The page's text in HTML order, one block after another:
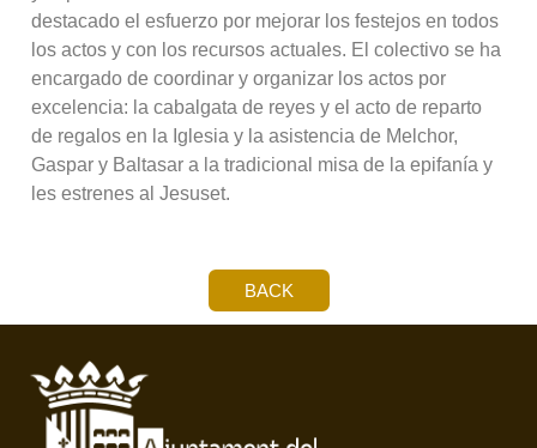
destacado el esfuerzo por mejorar los festejos en todos
los actos y con los recursos actuales. El colectivo se ha
encargado de coordinar y organizar los actos por
excelencia: la cabalgata de reyes y el acto de reparto
de regalos en la Iglesia y la asistencia de Melchor,
Gaspar y Baltasar a la tradicional misa de la epifanía y
les estrenes al Jesuset.
BACK